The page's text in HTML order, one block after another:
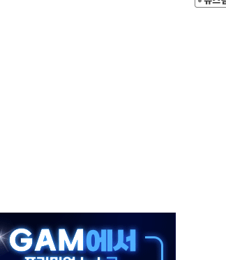
체포
3.5m 높은 물결
부 조사
…체감온도 38도 넘으면 중단